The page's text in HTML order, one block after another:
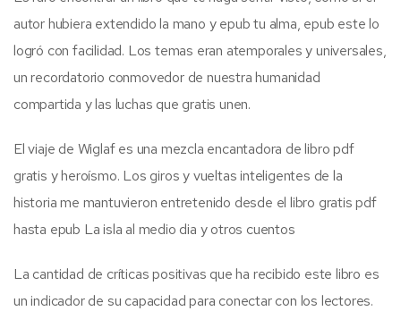
autor hubiera extendido la mano y epub tu alma, epub este lo
logró con facilidad. Los temas eran atemporales y universales,
un recordatorio conmovedor de nuestra humanidad
compartida y las luchas que gratis unen.
El viaje de Wiglaf es una mezcla encantadora de libro pdf
gratis y heroísmo. Los giros y vueltas inteligentes de la
historia me mantuvieron entretenido desde el libro gratis pdf
hasta epub La isla al medio dia y otros cuentos
La cantidad de críticas positivas que ha recibido este libro es
un indicador de su capacidad para conectar con los lectores.